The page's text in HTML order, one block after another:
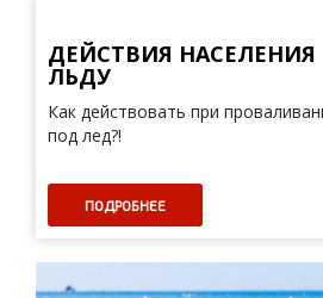
ДЕЙСТВИЯ
ЛЬДУ
Как действовать при
под лед?!
ПОДРОБНЕЕ